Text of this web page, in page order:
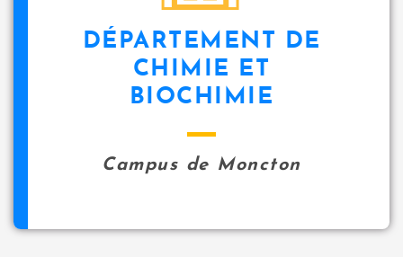
DÉPARTEMENT DE
CHIMIE ET
BIOCHIMIE
Campus de Moncton